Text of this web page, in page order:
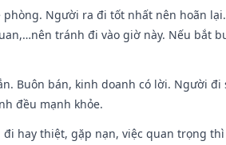
Người ra đi tốt nhất nên hoãn
tránh đi vào giờ này. Nếu bắt
Buôn bán, kinh doanh có lời. Người đi
đều mạnh khỏe.
hay thiệt, gặp nạn, việc quan trọng